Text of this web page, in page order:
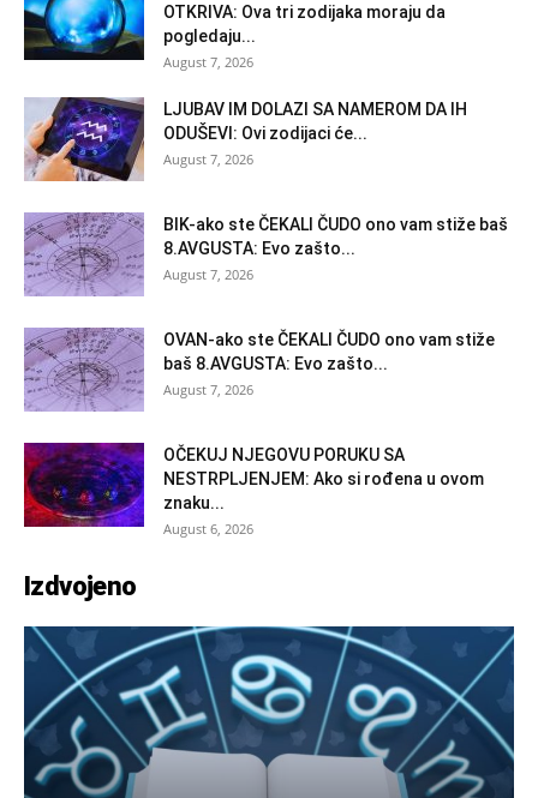
OTKRIVA: Ova tri zodijaka moraju da
pogledaju...
August 7, 2026
LJUBAV IM DOLAZI SA NAMEROM DA IH
ODUŠEVI: Ovi zodijaci će...
August 7, 2026
BIK-ako ste ČEKALI ČUDO ono vam stiže baš
8.AVGUSTA: Evo zašto...
August 7, 2026
OVAN-ako ste ČEKALI ČUDO ono vam stiže
baš 8.AVGUSTA: Evo zašto...
August 7, 2026
OČEKUJ NJEGOVU PORUKU SA
NESTRPLJENJEM: Ako si rođena u ovom
znaku...
August 6, 2026
Izdvojeno